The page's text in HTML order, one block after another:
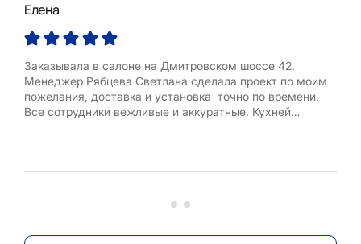
Елена
Заказывала в салоне на Дмитровском шоссе 42.
Менеджер Рябцева Светлана сделала проект по моим
пожелания, доставка и установка точно по времени.
Все сотрудники вежливые и аккуратные. Кухней